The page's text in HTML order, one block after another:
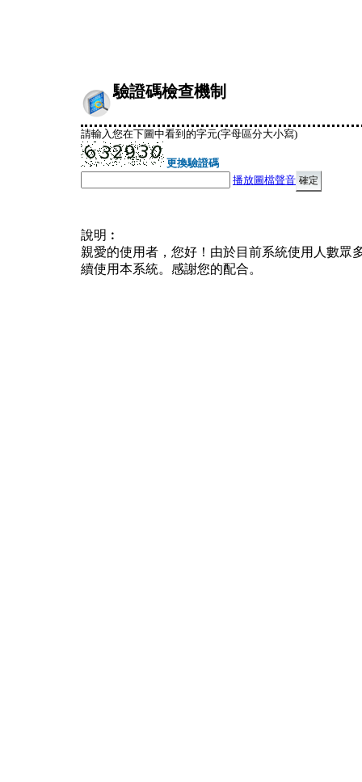
驗證碼檢查機制
請輸入您在下圖中看到的字元(字母區分大小寫)
更換驗證碼
播放圖檔聲音
說明︰
親愛的使用者，您好！由於目前系統使用人數眾
續使用本系統。感謝您的配合。